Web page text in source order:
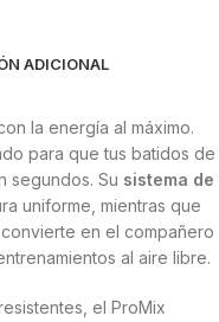
ADICIONAL
la energía al máximo.
para que tus batidos de
segundos. Su sistema de
uniforme, mientras que
en el compañero
al aire libre.
el ProMix